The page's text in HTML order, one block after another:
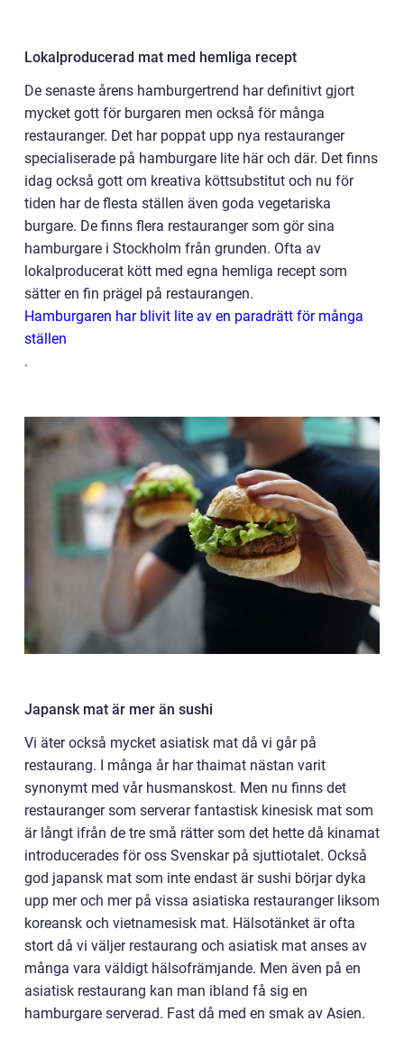
Lokalproducerad mat med hemliga recept
De senaste årens hamburgertrend har definitivt gjort
mycket gott för burgaren men också för många
restauranger. Det har poppat upp nya restauranger
specialiserade på hamburgare lite här och där. Det finns
idag också gott om kreativa köttsubstitut och nu för
tiden har de flesta ställen även goda vegetariska
burgare. De finns flera restauranger som gör sina
hamburgare i Stockholm från grunden. Ofta av
lokalproducerat kött med egna hemliga recept som
sätter en fin prägel på restaurangen.
Hamburgaren har blivit lite av en paradrätt för många
ställen
.
Japansk mat är mer än sushi
Vi äter också mycket asiatisk mat då vi går på
restaurang. I många år har thaimat nästan varit
synonymt med vår husmanskost. Men nu finns det
restauranger som serverar fantastisk kinesisk mat som
är långt ifrån de tre små rätter som det hette då kinamat
introducerades för oss Svenskar på sjuttiotalet. Också
god japansk mat som inte endast är sushi börjar dyka
upp mer och mer på vissa asiatiska restauranger liksom
koreansk och vietnamesisk mat. Hälsotänket är ofta
stort då vi väljer restaurang och asiatisk mat anses av
många vara väldigt hälsofrämjande. Men även på en
asiatisk restaurang kan man ibland få sig en
hamburgare serverad. Fast då med en smak av Asien.